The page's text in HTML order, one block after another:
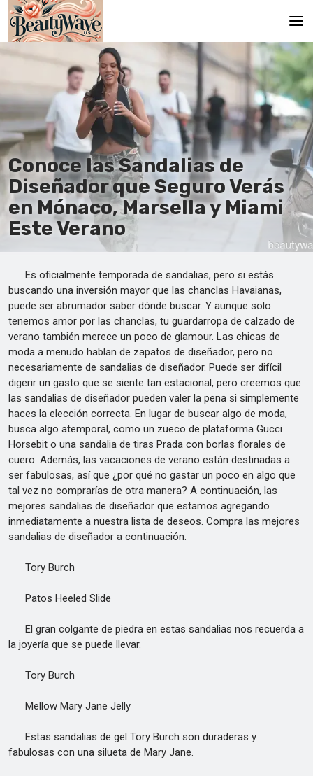
Главная
En
Conoce las Sandalias de
Diseñador que Seguro Verás
en Mónaco, Marsella y Miami
Este Verano
Es oficialmente temporada de sandalias, pero si estás
buscando una inversión mayor que las chanclas Havaianas,
puede ser abrumador saber dónde buscar. Y aunque solo
tenemos amor por las chanclas, tu guardarropa de calzado de
verano también merece un poco de glamour. Las chicas de
moda a menudo hablan de zapatos de diseñador, pero no
necesariamente de sandalias de diseñador. Puede ser difícil
digerir un gasto que se siente tan estacional, pero creemos que
las sandalias de diseñador pueden valer la pena si simplemente
haces la elección correcta. En lugar de buscar algo de moda,
busca algo atemporal, como un zueco de plataforma Gucci
Horsebit o una sandalia de tiras Prada con borlas florales de
cuero. Además, las vacaciones de verano están destinadas a
ser fabulosas, así que ¿por qué no gastar un poco en algo que
tal vez no comprarías de otra manera? A continuación, las
mejores sandalias de diseñador que estamos agregando
inmediatamente a nuestra lista de deseos. Compra las mejores
sandalias de diseñador a continuación.
Tory Burch
Patos Heeled Slide
El gran colgante de piedra en estas sandalias nos recuerda a
la joyería que se puede llevar.
Tory Burch
Mellow Mary Jane Jelly
Estas sandalias de gel Tory Burch son duraderas y
fabulosas con una silueta de Mary Jane.